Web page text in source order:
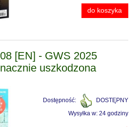
do koszyka
[EN] - GWS 2025
uszkodzona
Dostępność:
DOSTĘPNY
Wysyłka w: 24 godziny